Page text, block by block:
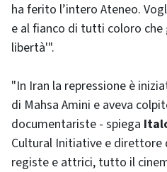
ha ferito l’intero Ateneo.
e al fianco di tutti coloro
libertà'".
"In Iran la repressione è
di Mahsa Amini e aveva
documentariste - spiega
Cultural Initiative e direttore
registe e attrici, tutto il